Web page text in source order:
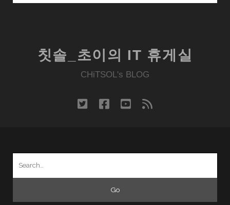
나
는
웨
다
칫솔_초이의 IT 휴게실
CHiTSOL's BLOG
twitterfacebook
youtube
rss